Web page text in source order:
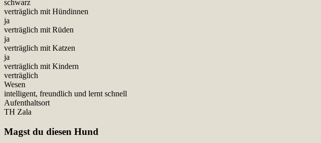
schwarz
verträglich mit Hündinnen
ja
verträglich mit Rüden
ja
verträglich mit Katzen
ja
verträglich mit Kindern
verträglich
Wesen
intelligent, freundlich und lernt schnell
Aufenthaltsort
TH Zala
Magst du diesen Hund